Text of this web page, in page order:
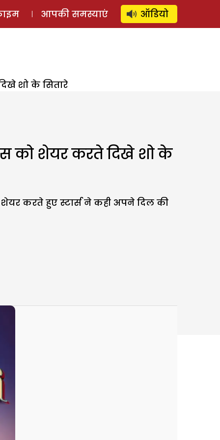
लॉग इन ⚲ SUBSCRIBE
आपकी समस्याएं ऑडियो
शो के सितारे
को शेयर करते दिखे शो के
करते हुए स्टार्स ने कही अपने दिल की